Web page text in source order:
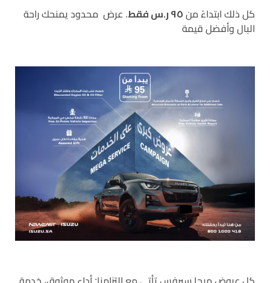
كل ذلك ابتداءً من ٩٥ ر.س فقط
. عرض محدود يمنحك راحة
البال وأفضل قيمة
كل عروض ميجا سيرفس تأتي مع التزامنا: أداء موثوق، خدمة